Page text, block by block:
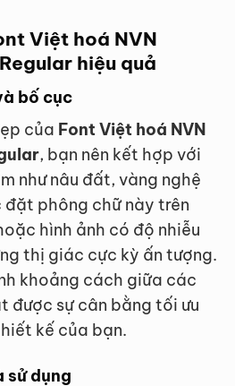
Việt hoá NVN
hiệu quả
bố cục
của Font Việt hoá NVN
, bạn nên kết hợp với
như nâu đất, vàng nghệ
đặt phông chữ này trên
hình ảnh có độ nhiễu
thị giác cực kỳ ấn tượng.
khoảng cách giữa các
được sự cân bằng tối ưu
kế của bạn.
sử dụng